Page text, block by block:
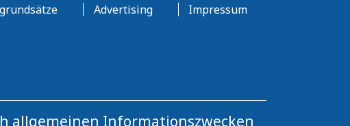
Advertising Impressum
allgemeinen Informationszwecken